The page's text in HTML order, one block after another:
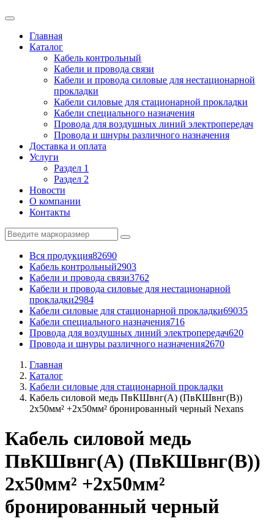
Главная
Каталог
Кабель контрольный
Кабели и провода связи
Кабели и провода силовые для нестационарной
прокладки
Кабели силовые для стационарной прокладки
Кабели специального назначения
Провода для воздушных линий электропередач
Провода и шнуры различного назначения
Доставка и оплата
Услуги
Раздел 1
Раздел 2
Новости
О компании
Контакты
Вся продукция82690
Кабель контрольный2903
Кабели и провода связи3762
Кабели и провода силовые для нестационарной
прокладки2984
Кабели силовые для стационарной прокладки69035
Кабели специального назначения716
Провода для воздушных линий электропередач620
Провода и шнуры различного назначения2670
Главная
Каталог
Кабели силовые для стационарной прокладки
Кабель силовой медь ПвКШвнг(А) (ПвКШвнг(B))
2x50мм² +2x50мм² бронированный черный Nexans
Кабель силовой медь
ПвКШвнг(А) (ПвКШвнг(B))
2x50мм² +2x50мм²
бронированный черный